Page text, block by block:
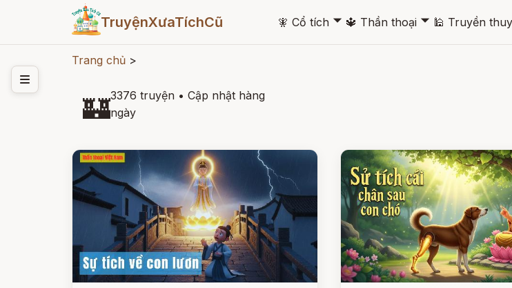
TruyệnXưaTíchCũ 🧚 Cổ tích 🞃 🔱 Thần thoại 🞃 🕌 Truyền
Trang chủ >
🏰3376 truyện • Cập nhật hàng
ngày